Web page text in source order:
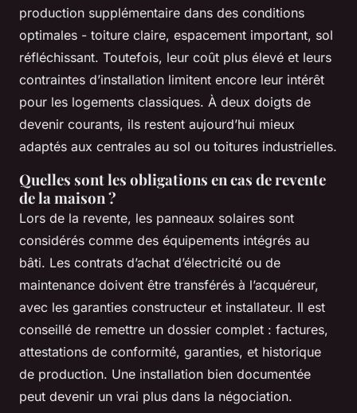
production supplémentaire dans des conditions
optimales - toiture claire, espacement important, sol
réfléchissant. Toutefois, leur coût plus élevé et leurs
contraintes d’installation limitent encore leur intérêt
pour les logements classiques. À deux doigts de
devenir courants, ils restent aujourd’hui mieux
adaptés aux centrales au sol ou toitures industrielles.
Quelles sont les obligations en cas de revente
de la maison ?
Lors de la revente, les panneaux solaires sont
considérés comme des équipements intégrés au
bâti. Les contrats d’achat d’électricité ou de
maintenance doivent être transférés à l’acquéreur,
avec les garanties constructeur et installateur. Il est
conseillé de remettre un dossier complet : factures,
attestations de conformité, garanties, et historique
de production. Une installation bien documentée
peut devenir un vrai plus dans la négociation.